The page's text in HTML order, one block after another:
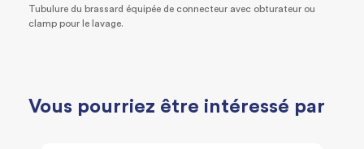
Tubulure du brassard équipée de connecteur avec obturateur ou
clamp pour le lavage.
Vous pourriez être intéressé par